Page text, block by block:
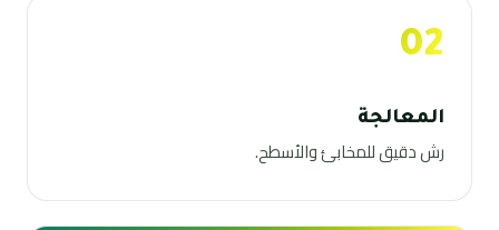
02
المعالجة
رش دقيق للمخابئ والأسطح.